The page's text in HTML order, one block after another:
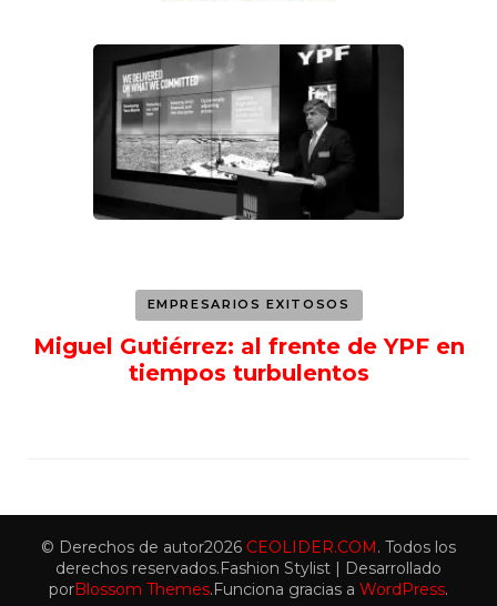
EMPRESARIOS EXITOSOS
Miguel Gutiérrez: al frente de YPF en
tiempos turbulentos
© Derechos de autor2026 CEOLIDER.COM. Todos los
derechos reservados.Fashion Stylist | Desarrollado
porBlossom Themes.Funciona gracias a WordPress.